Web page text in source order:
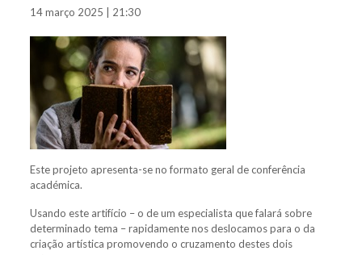
14 março 2025 | 21:30
Este projeto apresenta-se no formato geral de conferência
académica.
Usando este artifício – o de um especialista que falará sobre
determinado tema – rapidamente nos deslocamos para o da
criação artística promovendo o cruzamento destes dois